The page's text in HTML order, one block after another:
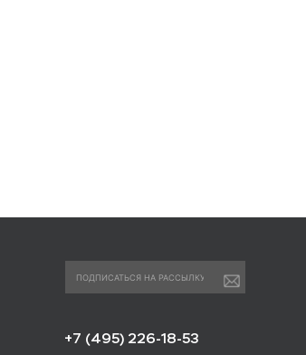
+7 (495) 226-18-53